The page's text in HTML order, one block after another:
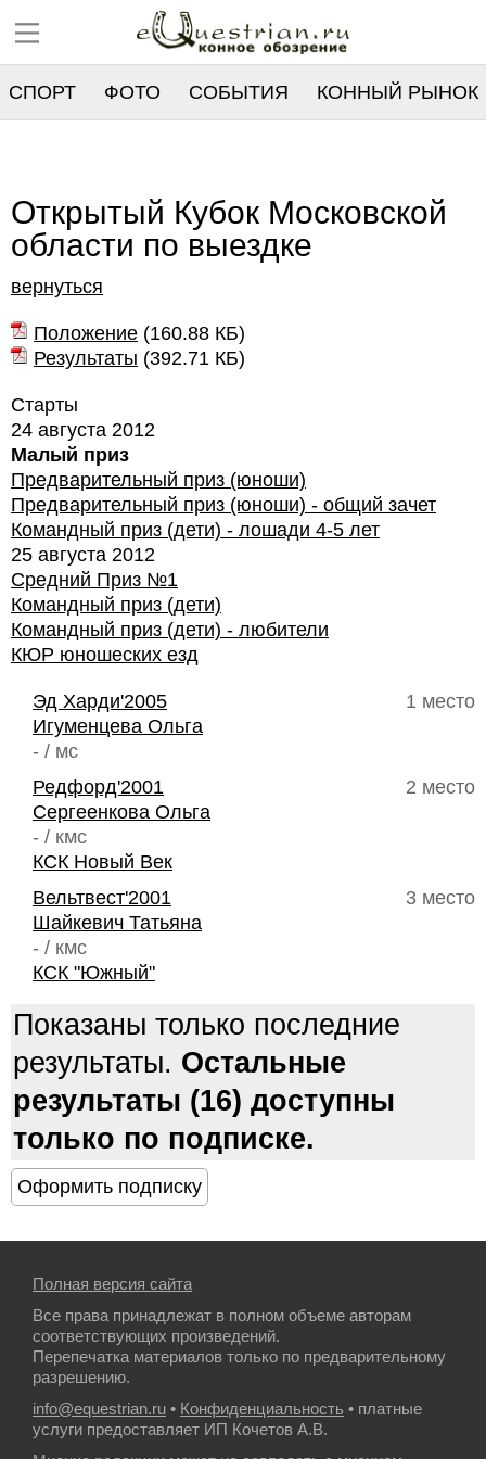
СПОРТ ФОТО СОБЫТИЯ КОННЫЙ РЫНОК
Открытый Кубок Московской
области по выездке
вернуться
Положение (160.88 КБ)
Результаты (392.71 КБ)
Старты
24 августа 2012
Малый приз
Предварительный приз (юноши)
Предварительный приз (юноши) - общий зачет
Командный приз (дети) - лошади 4-5 лет
25 августа 2012
Средний Приз №1
Командный приз (дети)
Командный приз (дети) - любители
КЮР юношеских езд
1 место
Эд Харди'2005
Игуменцева Ольга
- / мс
2 место
Редфорд'2001
Сергеенкова Ольга
- / кмс
КСК Новый Век
3 место
Вельтвест'2001
Шайкевич Татьяна
- / кмс
КСК "Южный"
Показаны только последние
результаты. Остальные
результаты (16) доступны
только по подписке.
Полная версия сайта
Все права принадлежат в полном объеме авторам
соответствующих произведений.
Перепечатка материалов только по предварительному
разрешению.
info@equestrian.ru • Конфиденциальность • платные
услуги предоставляет ИП Кочетов А.В.